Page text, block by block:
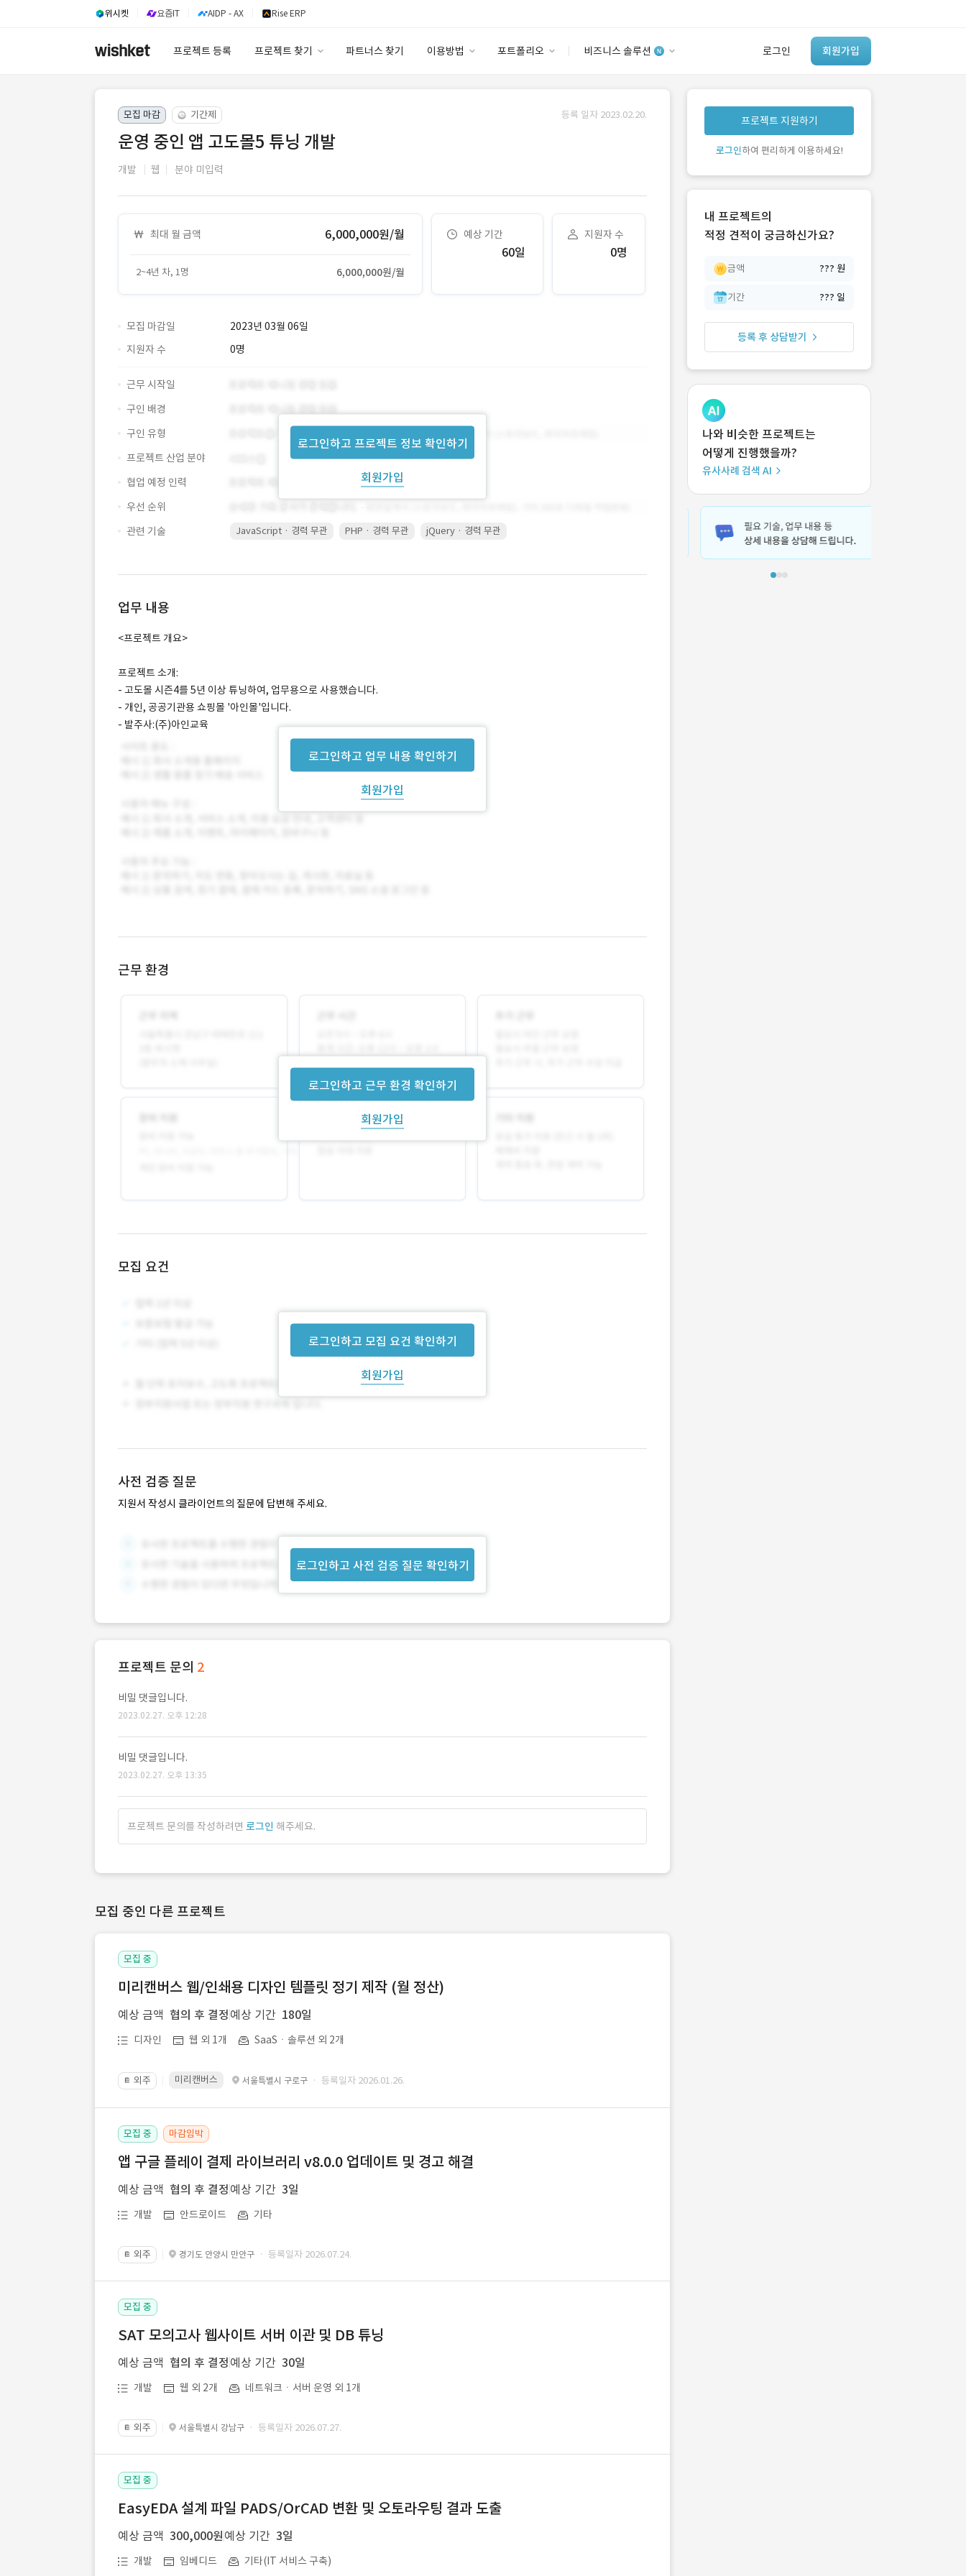
위시켓 요즘IT AIDP - AX Rise ERP
프로젝트 등록 프로젝트 찾기 파트너스 찾기 이용방법 포트폴리오 비즈니스 솔루션 로그인 회원가입
안심 코드 케어
유사사례 검색 AI
‘이런 거’ 만들어본
개발 회사 있어?
모집 마감 기간제 등록 일자 2023.02.20.
운영 중인 앱 고도몰5 튜닝 개발
개발 웹 분야 미입력
최대 월 금액 6,000,000원/월
2~4년 차, 1명 6,000,000원/월
예상 기간
60일
지원자 수
0명
모집 마감일
2023년 03월 06일
지원자 수
0명
로그인하고 프로젝트 정보 확인하기
회원가입
근무 시작일
구인 배경
구인 유형
프로젝트 산업 분야
협업 예정 인력
우선 순위
관련 기술
JavaScript · 경력 무관 PHP · 경력 무관 jQuery · 경력 무관
업무 내용
로그인하고 업무 내용 확인하기
회원가입
<프로젝트 개요>
프로젝트 소개:
- 고도몰 시즌4를 5년 이상 튜닝하여, 업무용으로 사용했습니다.
- 개인, 공공기관용 쇼핑몰 '아인몰'입니다.
- 발주사:(주)아인교육
근무 환경
로그인하고 근무 환경 확인하기
회원가입
모집 요건
로그인하고 모집 요건 확인하기
회원가입
사전 검증 질문
지원서 작성시 클라이언트의 질문에 답변해 주세요.
로그인하고 사전 검증 질문 확인하기
프로젝트 문의 2
비밀 댓글입니다.
2023.02.27. 오후 12:28
비밀 댓글입니다.
2023.02.27. 오후 13:35
프로젝트 문의를 작성하려면 로그인 해주세요.
모집 중인 다른 프로젝트
모집 중
미리캔버스 웹/인쇄용 디자인 템플릿 정기 제작 (월 정산)
예상 금액 협의 후 결정 예상 기간 180일
디자인 웹 외 1개 SaaSㆍ솔루션 외 2개
📔 외주 미리캔버스 서울특별시 구로구 · 등록일자 2026.01.26.
모집 중 마감임박
앱 구글 플레이 결제 라이브러리 v8.0.0 업데이트 및 경고 해결
예상 금액 협의 후 결정 예상 기간 3일
개발 안드로이드 기타
📔 외주 경기도 안양시 만안구 · 등록일자 2026.07.24.
모집 중
SAT 모의고사 웹사이트 서버 이관 및 DB 튜닝
예상 금액 협의 후 결정 예상 기간 30일
개발 웹 외 2개 네트워크ㆍ서버 운영 외 1개
📔 외주 서울특별시 강남구 · 등록일자 2026.07.27.
모집 중
EasyEDA 설계 파일 PADS/OrCAD 변환 및 오토라우팅 결과 도출
예상 금액 300,000원 예상 기간 3일
개발 임베디드 기타(IT 서비스 구축)
프로젝트 지원하기
로그인하여 편리하게 이용하세요!
내 프로젝트의
적정 견적이 궁금하신가요?
금액 ??? 원
기간 ??? 일
등록 후 상담받기
나와 비슷한 프로젝트는
어떻게 진행했을까?
유사사례 검색 AI